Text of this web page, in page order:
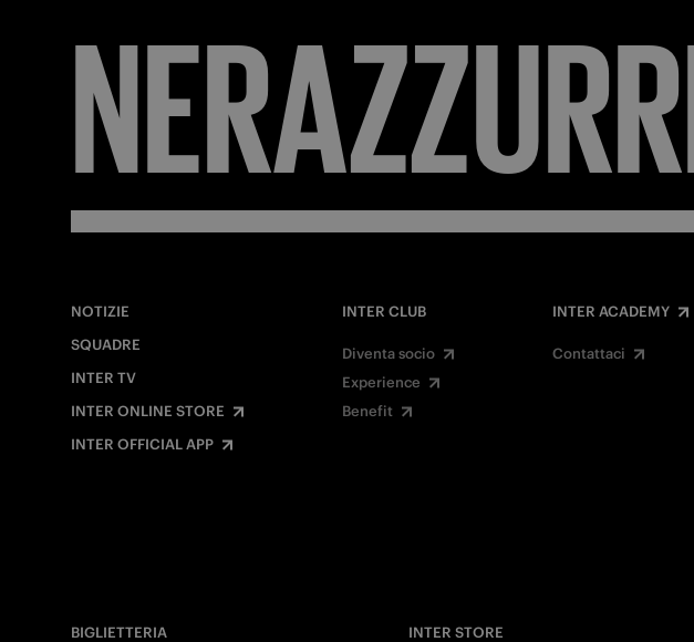
FORZA
NOTIZIE
SQUADRE
INTER TV
INTER ONLINE STORE
INTER OFFICIAL APP
INTER CLUB
Diventa socio
Experience
Benefit
INTER ACADEMY
Contattaci
BIGLIETTERIA
INTER STORE